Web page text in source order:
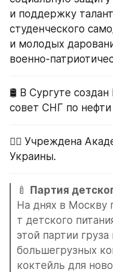
и поддержку
студенческого
и молодых
военно-
🛢 В Сургуте
совет СНГ по нефти
👨‍⚕️ Учреждена
Украины.
🍼
Партия
На днях в Москву
т детского
этой партии
большегрузных
коктейль для